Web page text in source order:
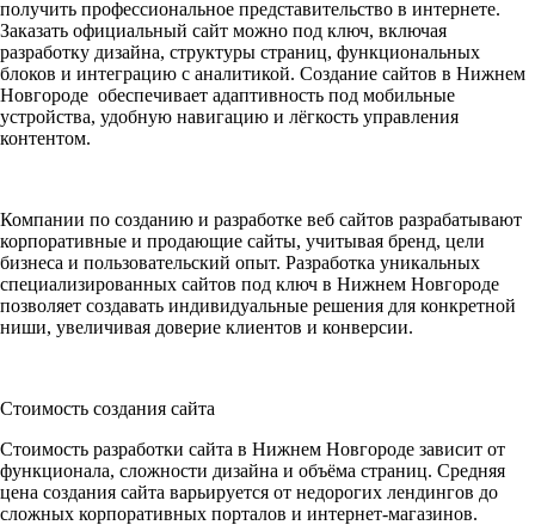
получить профессиональное представительство в интернете.
Заказать официальный сайт можно под ключ, включая
разработку дизайна, структуры страниц, функциональных
блоков и интеграцию с аналитикой. Создание сайтов в Нижнем
Новгороде обеспечивает адаптивность под мобильные
устройства, удобную навигацию и лёгкость управления
контентом.
Компании по созданию и разработке веб сайтов разрабатывают
корпоративные и продающие сайты, учитывая бренд, цели
бизнеса и пользовательский опыт. Разработка уникальных
специализированных сайтов под ключ в Нижнем Новгороде
позволяет создавать индивидуальные решения для конкретной
ниши, увеличивая доверие клиентов и конверсии.
Стоимость создания сайта
Стоимость разработки сайта в Нижнем Новгороде зависит от
функционала, сложности дизайна и объёма страниц. Средняя
цена создания сайта варьируется от недорогих лендингов до
сложных корпоративных порталов и интернет-магазинов.